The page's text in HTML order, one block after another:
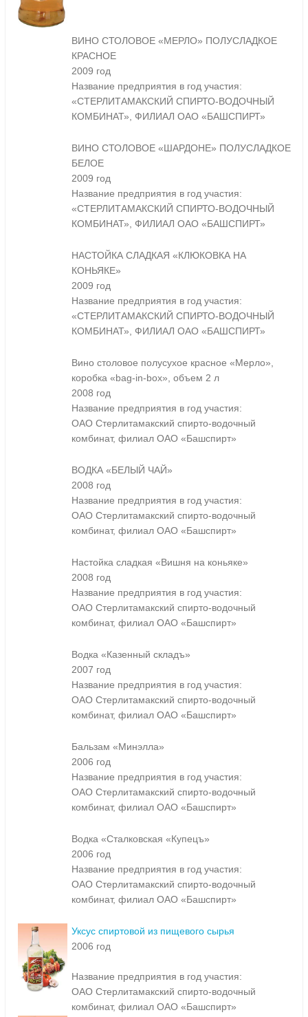
ВИНО СТОЛОВОЕ «МЕРЛО» ПОЛУСЛАДКОЕ
КРАСНОЕ
2009 год
Название предприятия в год участия:
«СТЕРЛИТАМАКСКИЙ СПИРТО-ВОДОЧНЫЙ
КОМБИНАТ», ФИЛИАЛ ОАО «БАШСПИРТ»
ВИНО СТОЛОВОЕ «ШАРДОНЕ» ПОЛУСЛАДКОЕ
БЕЛОЕ
2009 год
Название предприятия в год участия:
«СТЕРЛИТАМАКСКИЙ СПИРТО-ВОДОЧНЫЙ
КОМБИНАТ», ФИЛИАЛ ОАО «БАШСПИРТ»
НАСТОЙКА СЛАДКАЯ «КЛЮКОВКА НА
КОНЬЯКЕ»
2009 год
Название предприятия в год участия:
«СТЕРЛИТАМАКСКИЙ СПИРТО-ВОДОЧНЫЙ
КОМБИНАТ», ФИЛИАЛ ОАО «БАШСПИРТ»
Вино столовое полусухое красное «Мерло»,
коробка «bag-in-box», объем 2 л
2008 год
Название предприятия в год участия:
ОАО Стерлитамакский спирто-водочный
комбинат, филиал ОАО «Башспирт»
ВОДКА «БЕЛЫЙ ЧАЙ»
2008 год
Название предприятия в год участия:
ОАО Стерлитамакский спирто-водочный
комбинат, филиал ОАО «Башспирт»
Настойка сладкая «Вишня на коньяке»
2008 год
Название предприятия в год участия:
ОАО Стерлитамакский спирто-водочный
комбинат, филиал ОАО «Башспирт»
Водка «Казенный складъ»
2007 год
Название предприятия в год участия:
ОАО Стерлитамакский спирто-водочный
комбинат, филиал ОАО «Башспирт»
Бальзам «Минэлла»
2006 год
Название предприятия в год участия:
ОАО Стерлитамакский спирто-водочный
комбинат, филиал ОАО «Башспирт»
Водка «Сталковская «Купецъ»
2006 год
Название предприятия в год участия:
ОАО Стерлитамакский спирто-водочный
комбинат, филиал ОАО «Башспирт»
Уксус спиртовой из пищевого сырья
2006 год
Название предприятия в год участия:
ОАО Стерлитамакский спирто-водочный
комбинат, филиал ОАО «Башспирт»